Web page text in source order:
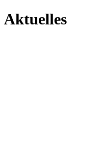
Aktuelles